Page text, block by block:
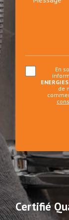
En
de
Certifié